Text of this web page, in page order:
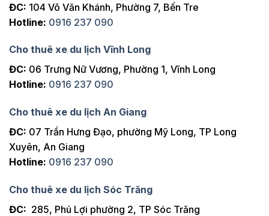
ĐC: 104 Võ Văn Khánh, Phường 7, Bến Tre
Hotline: 0916 237 090
Cho thuê xe du lịch Vĩnh Long
ĐC: 06 Trưng Nữ Vương, Phường 1, Vĩnh Long
Hotline: 0916 237 090
Cho thuê xe du lịch An Giang
ĐC: 07 Trần Hưng Đạo, phường Mỹ Long, TP Long
Xuyên, An Giang
Hotline: 0916 237 090
Cho thuê xe du lịch Sóc Trăng
ĐC: 285, Phú Lợi phường 2, TP Sóc Trăng